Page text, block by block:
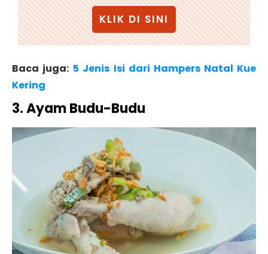
KLIK DI SINI
Baca juga: 5 Jenis Isi dari Hampers Natal Kue
Kering
3. Ayam Budu-Budu